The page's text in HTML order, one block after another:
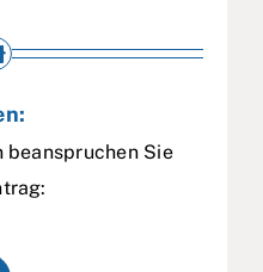
beanspruchen Sie